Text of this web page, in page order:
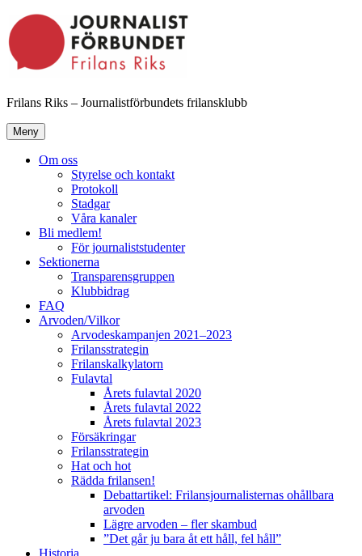
Hoppa
till
innehåll
Frilans Riks – Journalistförbundets frilansklubb
Meny
Om oss
Styrelse och kontakt
Protokoll
Stadgar
Våra kanaler
Bli medlem!
För journaliststudenter
Sektionerna
Transparensgruppen
Klubbidrag
FAQ
Arvoden/Vilkor
Arvodeskampanjen 2021–2023
Frilansstrategin
Frilanskalkylatorn
Fulavtal
Årets fulavtal 2020
Årets fulavtal 2022
Årets fulavtal 2023
Försäkringar
Frilansstrategin
Hat och hot
Rädda frilansen!
Debattartikel: Frilansjournalisternas ohållbara
arvoden
Lägre arvoden – fler skambud
”Det går ju bara åt ett håll, fel håll”
Historia